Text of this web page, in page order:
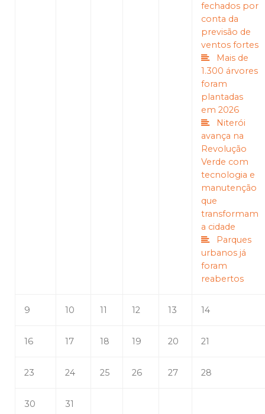
fechados por
conta da
previsão de
ventos fortes
Mais de
1.300 árvores
foram
plantadas
em 2026
Niterói
avança na
Revolução
Verde com
tecnologia e
manutenção
que
transformam
a cidade
Parques
urbanos já
foram
reabertos
9 10 11 12 13 14
16 17 18 19 20 21
23 24 25 26 27 28
30 31